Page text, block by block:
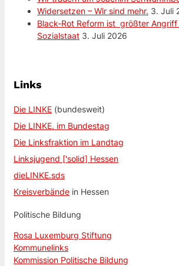
Widersetzen – Wir sind mehr. 3. Juli
Black-Rot Reform ist größter
Sozialstaat 3. Juli 2026
Links
Die LINKE (bundesweit)
Die LINKE. im Bundestag
Die Linksfraktion im Landtag
Linksjugend ['solid] Hessen
dieLINKE.sds
Kreisverbände in Hessen
Politische Bildung
Rosa Luxemburg Stiftung
Kommunelinks
Kommission Politische Bildung